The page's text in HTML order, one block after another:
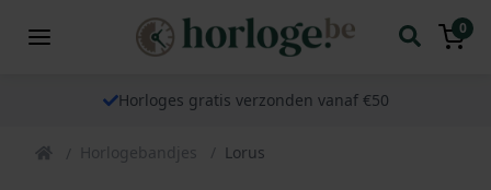
0
Horloges gratis verzonden vanaf €50
Horlogebandjes Lorus